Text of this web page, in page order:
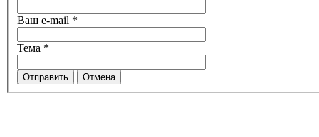
Ваш e-mail *
Тема *
Отправить Отмена